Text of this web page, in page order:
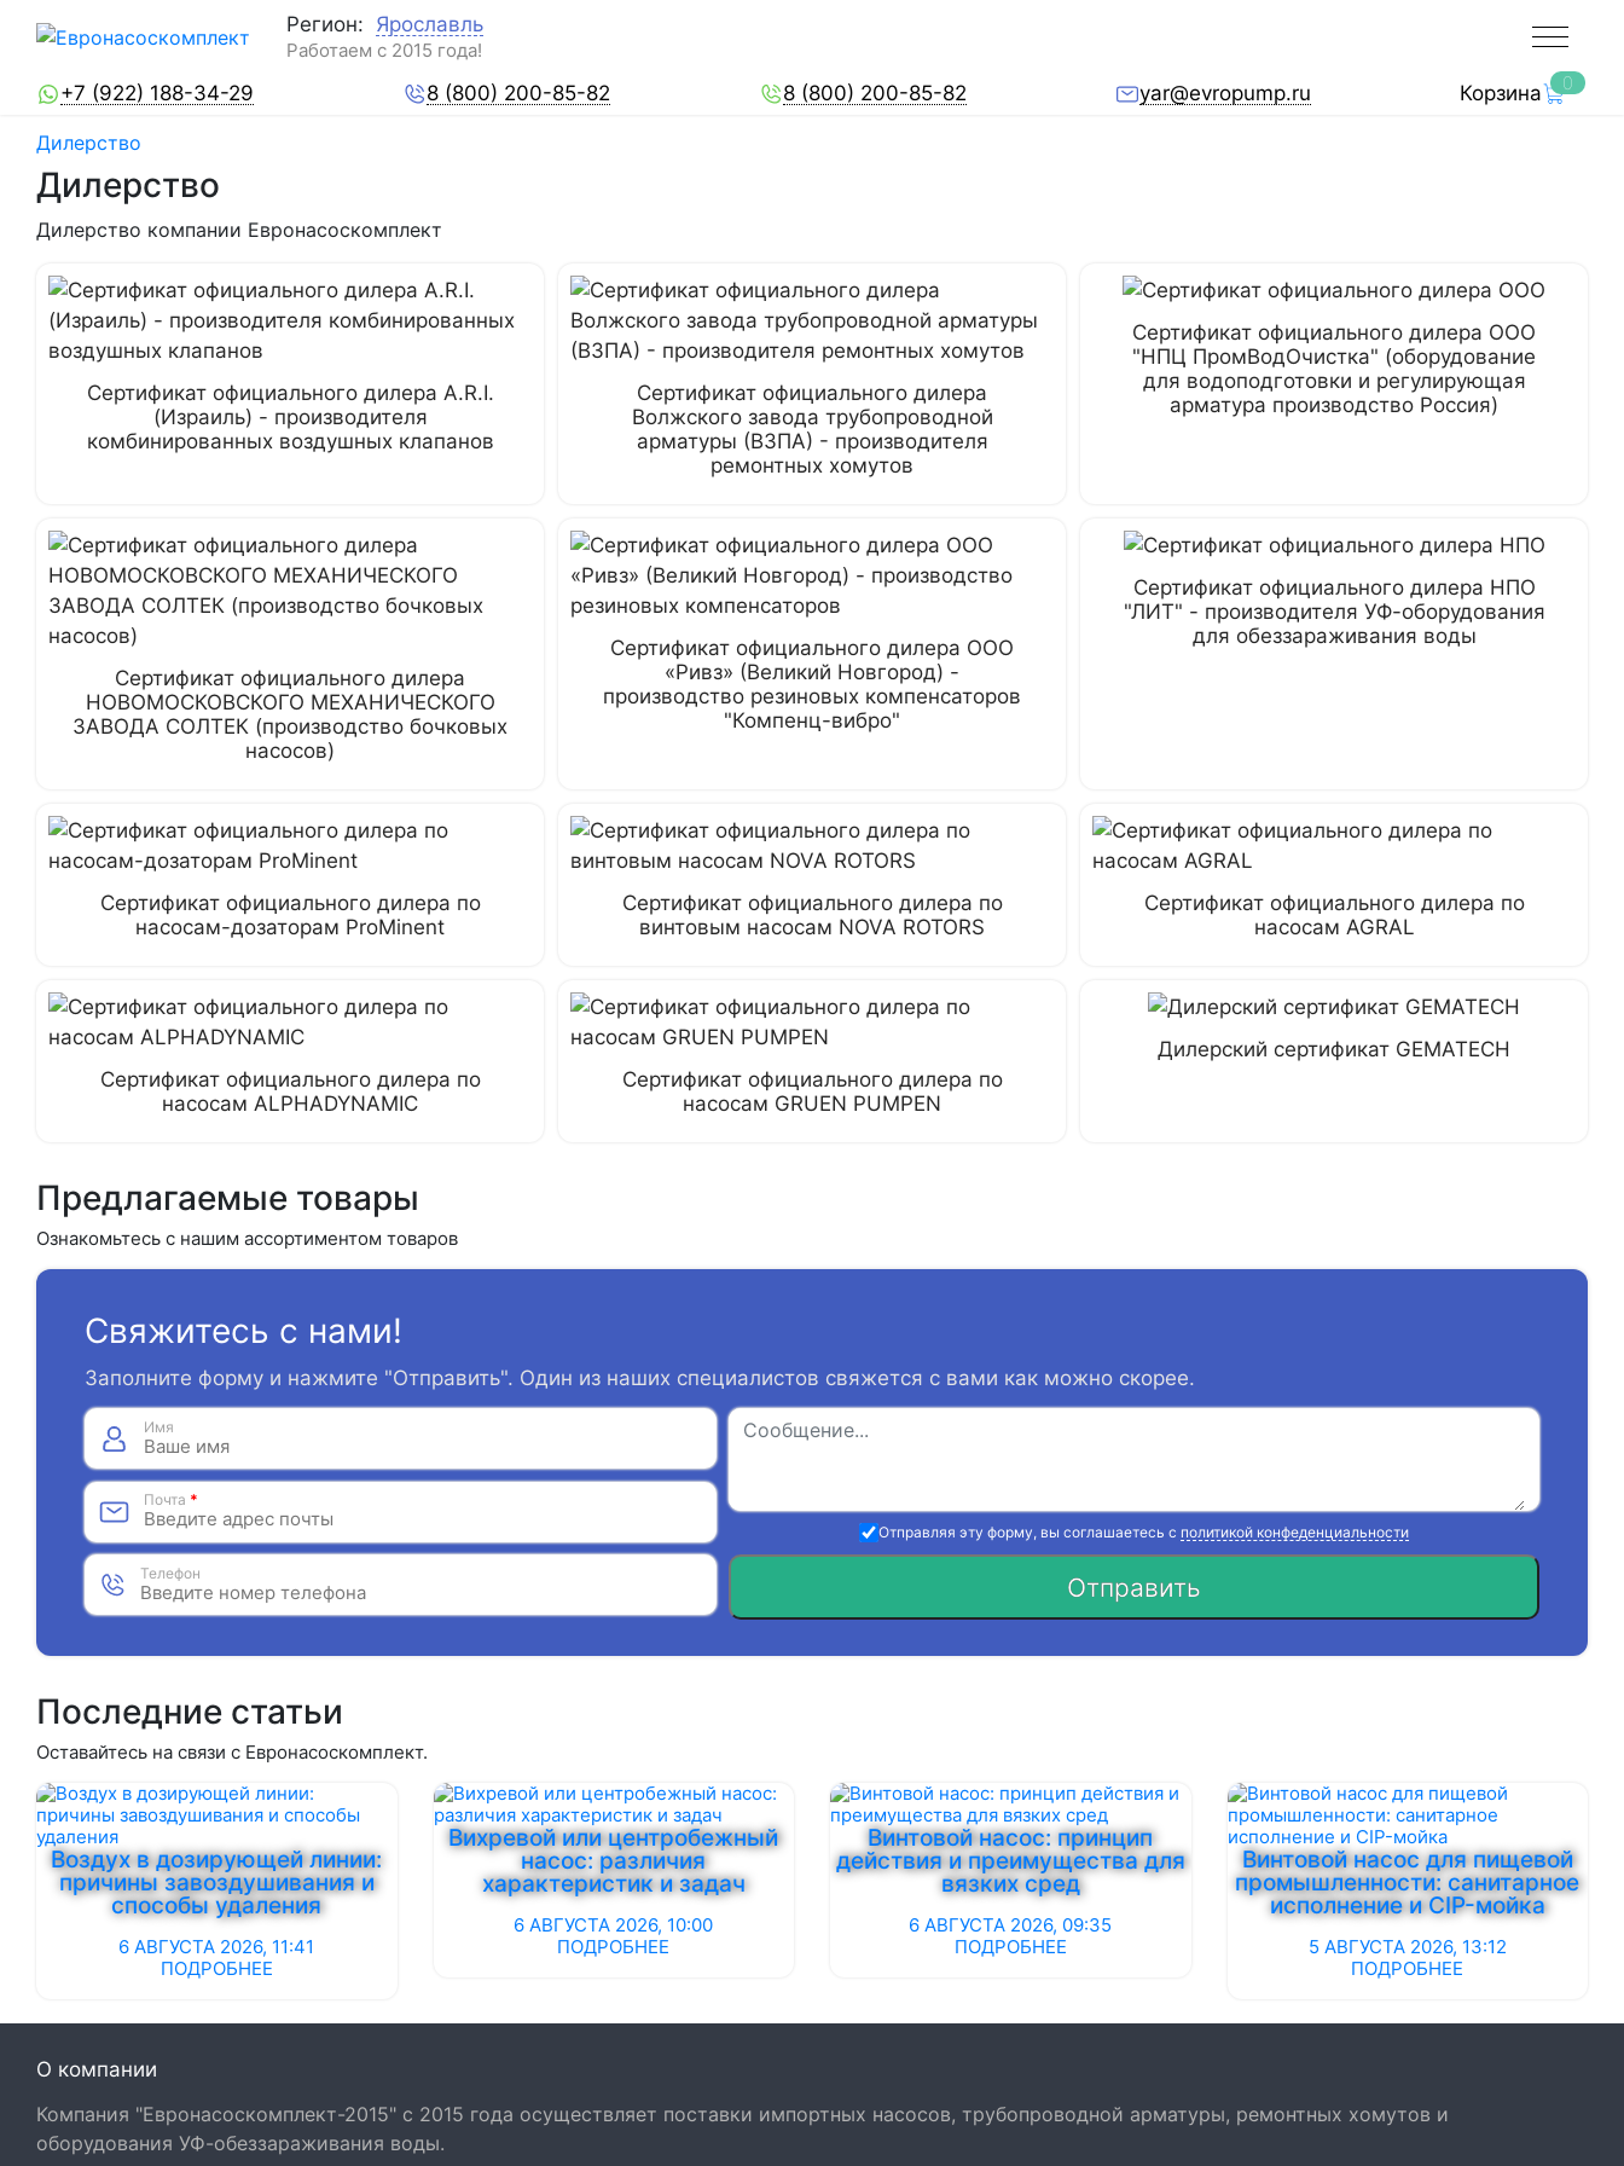
Регион: Ярославль
Работаем с 2015 года!
+7 (922) 188-34-29 8 (800) 200-85-82 8 (800) 200-85-82 yar@evropump.ru Корзина 0
Дилерство
Дилерство
Дилерство компании Евронасоскомплект
Сертификат официального дилера A.R.I.
(Израиль) - производителя
комбинированных воздушных клапанов
Сертификат официального дилера
Волжского завода трубопроводной
арматуры (ВЗПА) - производителя
ремонтных хомутов
Сертификат официального дилера ООО
"НПЦ ПромВодОчистка" (оборудование
для водоподготовки и регулирующая
арматура производство Россия)
Сертификат официального дилера
НОВОМОСКОВСКОГО МЕХАНИЧЕСКОГО
ЗАВОДА СОЛТЕК (производство бочковых
насосов)
Сертификат официального дилера ООО
«Ривз» (Великий Новгород) -
производство резиновых компенсаторов
"Компенц-вибро"
Сертификат официального дилера НПО
"ЛИТ" - производителя УФ-оборудования
для обеззараживания воды
Сертификат официального дилера по
насосам-дозаторам ProMinent
Сертификат официального дилера по
винтовым насосам NOVA ROTORS
Сертификат официального дилера по
насосам AGRAL
Сертификат официального дилера по
насосам ALPHADYNAMIC
Сертификат официального дилера по
насосам GRUEN PUMPEN
Дилерский сертификат GEMATECH
Предлагаемые товары
Ознакомьтесь с нашим ассортиментом товаров
Свяжитесь с нами!
Заполните форму и нажмите "Отправить". Один из наших специалистов свяжется с вами как можно скорее.
Имя
Почта *
Телефон
Отправляя эту форму, вы соглашаетесь с политикой конфеденциальности
Отправить
Последние статьи
Оставайтесь на связи с Евронасоскомплект.
Воздух в дозирующей линии:
причины завоздушивания и
способы удаления
6 АВГУСТА 2026, 11:41
ПОДРОБНЕЕ
Вихревой или центробежный
насос: различия
характеристик и задач
6 АВГУСТА 2026, 10:00
ПОДРОБНЕЕ
Винтовой насос: принцип
действия и преимущества для
вязких сред
6 АВГУСТА 2026, 09:35
ПОДРОБНЕЕ
Винтовой насос для пищевой
промышленности: санитарное
исполнение и CIP-мойка
5 АВГУСТА 2026, 13:12
ПОДРОБНЕЕ
О компании
Компания "Евронасоскомплект-2015" с 2015 года осуществляет поставки импортных насосов, трубопроводной арматуры, ремонтных хомутов и
оборудования УФ-обеззараживания воды.